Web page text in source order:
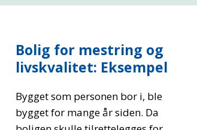
Bolig for mestring og
livskvalitet: Eksempel
Bygget som personen bor i, ble
bygget for mange år siden. Da